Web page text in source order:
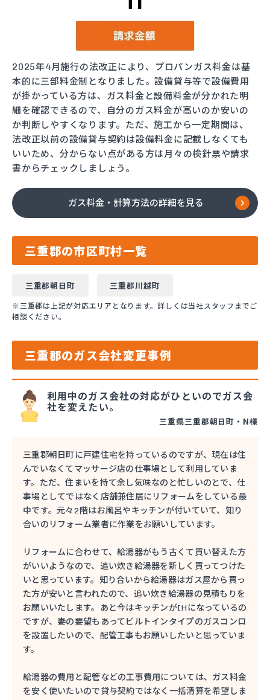
2025年4月施行の法改正により、プロパンガス料金は基
本的に三部料金制となりました。設備貸与等で設備費用
が掛かっている方は、ガス料金と設備料金が分かれた明
細を確認できるので、自分のガス料金が高いのか安いの
か判断しやすくなります。ただ、施工から一定期間は、
法改正以前の設備貸与契約は設備料金に記載しなくても
いいため、分からない点がある方は月々の検針票や請求
書からチェックしましょう。
ガス料金・計算方法の詳細を見る
三重郡の市区町村一覧
三重郡朝日町 三重郡川越町
※三重郡は上記が対応エリアとなります。詳しくは当社スタッフまでご
相談ください。
三重郡のガス会社変更事例
利用中のガス会社の対応がひといのでガス会
社を変えたい。
三重県三重郡朝日町・N様
三重郡朝日町に戸建住宅を持っているのですが、現在は住
んでいなくてマッサージ店の仕事場として利用していま
す。ただ、住まいを持て余し気味なのと忙しいのとで、仕
事場としてではなく店舗兼住居にリフォームをしている最
中です。元々2階はお風呂やキッチンが付いていて、知り
合いのリフォーム業者に作業をお願いしています。
リフォームに合わせて、給湯器がもう古くて買い替えた方
がいいようなので、追い炊き給湯器を新しく買ってつけた
いと思っています。知り合いから給湯器はガス屋から買っ
た方が安いと言われたので、追い炊き給湯器の見積もりを
お願いいたします。あと今はキッチンがIHになっているの
ですが、妻の要望もあってビルトインタイプのガスコンロ
を設置したいので、配管工事もお願いしたいと思っていま
す。
給湯器の費用と配管などの工事費用については、ガス料金
を安く使いたいので貸与契約ではなく一括清算を希望しま